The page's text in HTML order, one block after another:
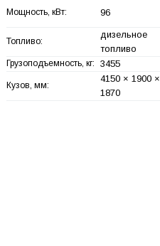
Мощность, кВт: 96
Топливо:
дизельное
топливо
Грузоподъемность, кг: 3455
Кузов, мм:
4150 × 1900 ×
1870